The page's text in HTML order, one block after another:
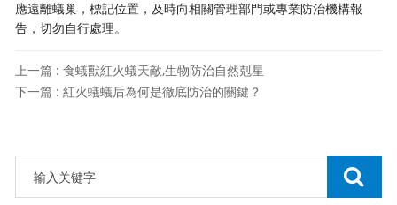
應遠離蟻巢，標記位置，及時向相關管理部門或專業防治機構報
告，切勿自行處理。
上一篇 : 食蟻獸紅火蟻天敵,生物防治自然剋星
下一篇 : 紅火蟻蟻后為何是徹底防治的關鍵？